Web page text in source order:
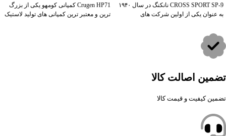
CROSS SPORT SP-9 نانکنگ در سال ۱۹۴۰
به عنوان یکی از اولین شرکت های
Crugen HP71 کمپانی کومهو یکی از بزرگ
ترین و معتبر ترین کمپانی های تولید لاستیک
تضمین اصالت کالا
تضمین کیفیت و قیمت کالا